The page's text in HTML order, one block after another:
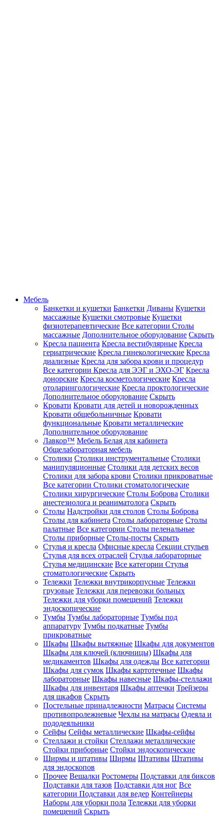
Мебель
Банкетки и кушетки Банкетки Диваны Кушетки
массажные Кушетки смотровые Кушетки
физиотерапевтические Все категории Столы
массажные Дополнительное оборудование Скрыть
Кресла пациента Кресла вестибулярные Кресла
гериатрические Кресла гинекологические Кресла
диализные Кресла для забора крови и процедур
Все категории Кресла для ЭЭГ и ЭХО-ЭГ Кресла
донорские Кресла косметологические Кресла
отоларингологические Кресла проктологические
Дополнительное оборудование Скрыть
Кровати Кровати для детей и новорожденных
Кровати общебольничные Кровати
функциональные Кровати металлические
Дополнительное оборудование
Лавкор™ Мебель Белая для кабинета
Общелабораторная мебель
Столики Столики инструментальные Столики
манипуляционные Столики для детских весов
Столики для забора крови Столики прикроватные
Все категории Столики стоматологические
Столики хирургические Столы Боброва Столики
анестезиолога и реаниматолога Скрыть
Столы Надстройки для столов Столы Боброва
Столы для кабинета Столы лабораторные Столы
палатные Все категории Столы пеленальные
Столы приборные Столы-посты Скрыть
Стулья и кресла Офисные кресла Секции стульев
Стулья для всех отраслей Стулья лабораторные
Стулья медицинские Все категории Стулья
стоматологические Скрыть
Тележки Тележки внутрикорпусные Тележки
грузовые Тележки для перевозки больных
Тележки для уборки помещений Тележки
эндоскопические
Тумбы Тумбы лабораторные Тумбы под
аппаратуру Тумбы подкатные Тумбы
прикроватные
Шкафы Шкафы вытяжные Шкафы для документов
Шкафы для ключей (ключницы) Шкафы для
медикаментов Шкафы для одежды Все категории
Шкафы для сумок Шкафы картотечные Шкафы
лабораторные Шкафы навесные Шкафы-стеллажи
Шкафы для инвентаря Шкафы аптечки Трейзеры
для шкафов Скрыть
Постельные принадлежности Матрасы Системы
противопролежневые Чехлы на матрасы Одеяла и
пододеяльники
Сейфы Сейфы металлические Шкафы-сейфы
Стеллажи и стойки Стеллажи металлические
Стойки приборные Стойки эндоскопические
Ширмы и штативы Ширмы Штативы Штативы
для эндоскопов
Прочее Вешалки Ростомеры Подставки для биксов
Подставки для тазов Подставки для ног Все
категории Подставки для ведер Контейнеры
Наборы для уборки пола Тележки для уборки
помещений Скрыть